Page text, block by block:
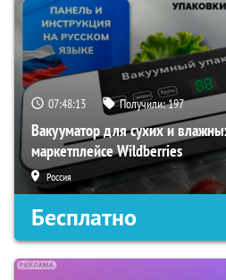
07:48:12 Получили:197
Вакууматор для сухих и
маркетплейсе Wildberries
Россия
Бесплатно